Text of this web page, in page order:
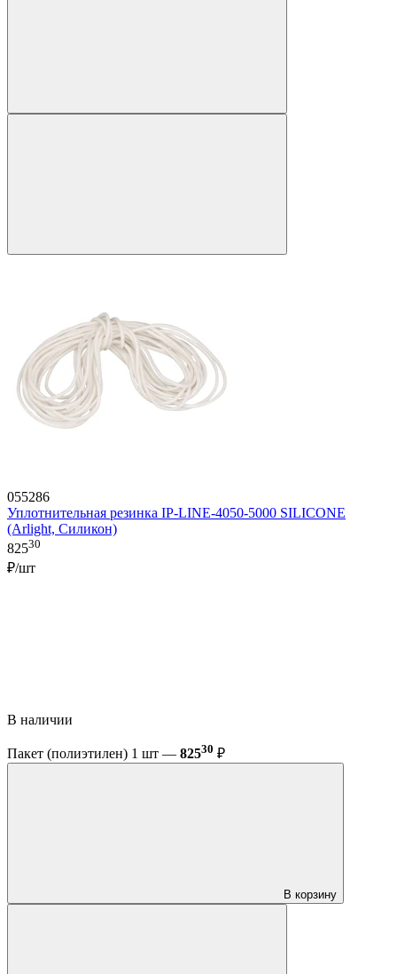
055286
Уплотнительная резинка IP-LINE-4050-5000 SILICONE
(Arlight, Силикон)
82530
₽/шт
В наличии
Пакет (полиэтилен) 1 шт — 82530 ₽
В корзину